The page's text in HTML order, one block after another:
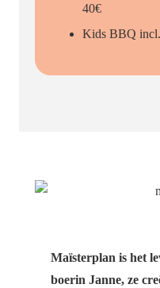
40€
Kids BBQ incl.
Maïsterplan is het
boerin Janne, ze